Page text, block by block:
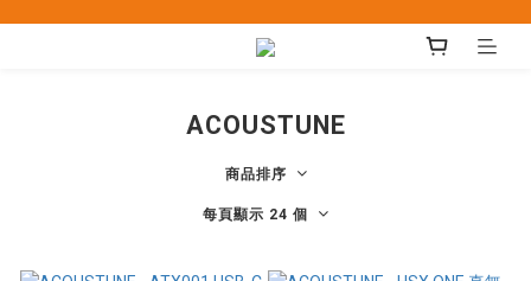
ACOUSTUNE
商品排序
每頁顯示 24 個